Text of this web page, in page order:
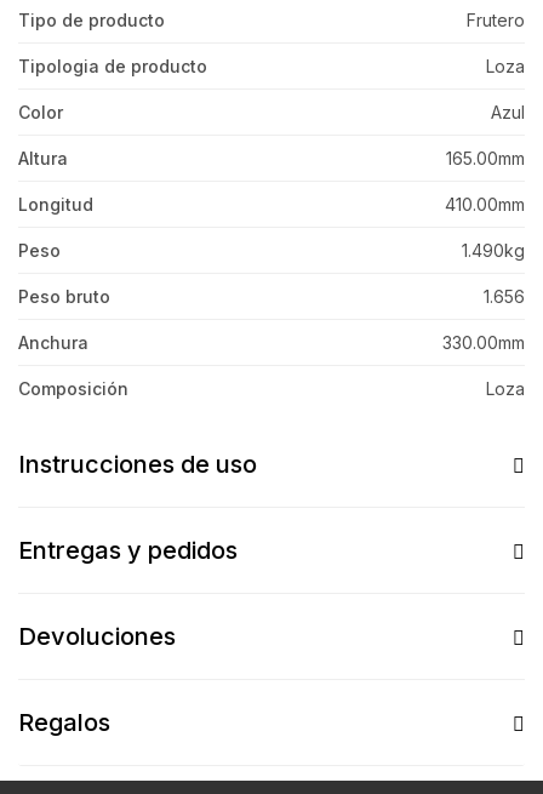
Tipo de producto Frutero
Tipologia de producto Loza
Color Azul
Altura 165.00mm
Longitud 410.00mm
Peso 1.490kg
Peso bruto 1.656
Anchura 330.00mm
Composición Loza
Instrucciones de uso
Entregas y pedidos
Devoluciones
Regalos